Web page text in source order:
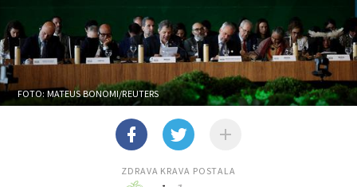
FOTO: MATEUS BONOMI/REUTERS
ZDRAVA KRAVA POSTALA